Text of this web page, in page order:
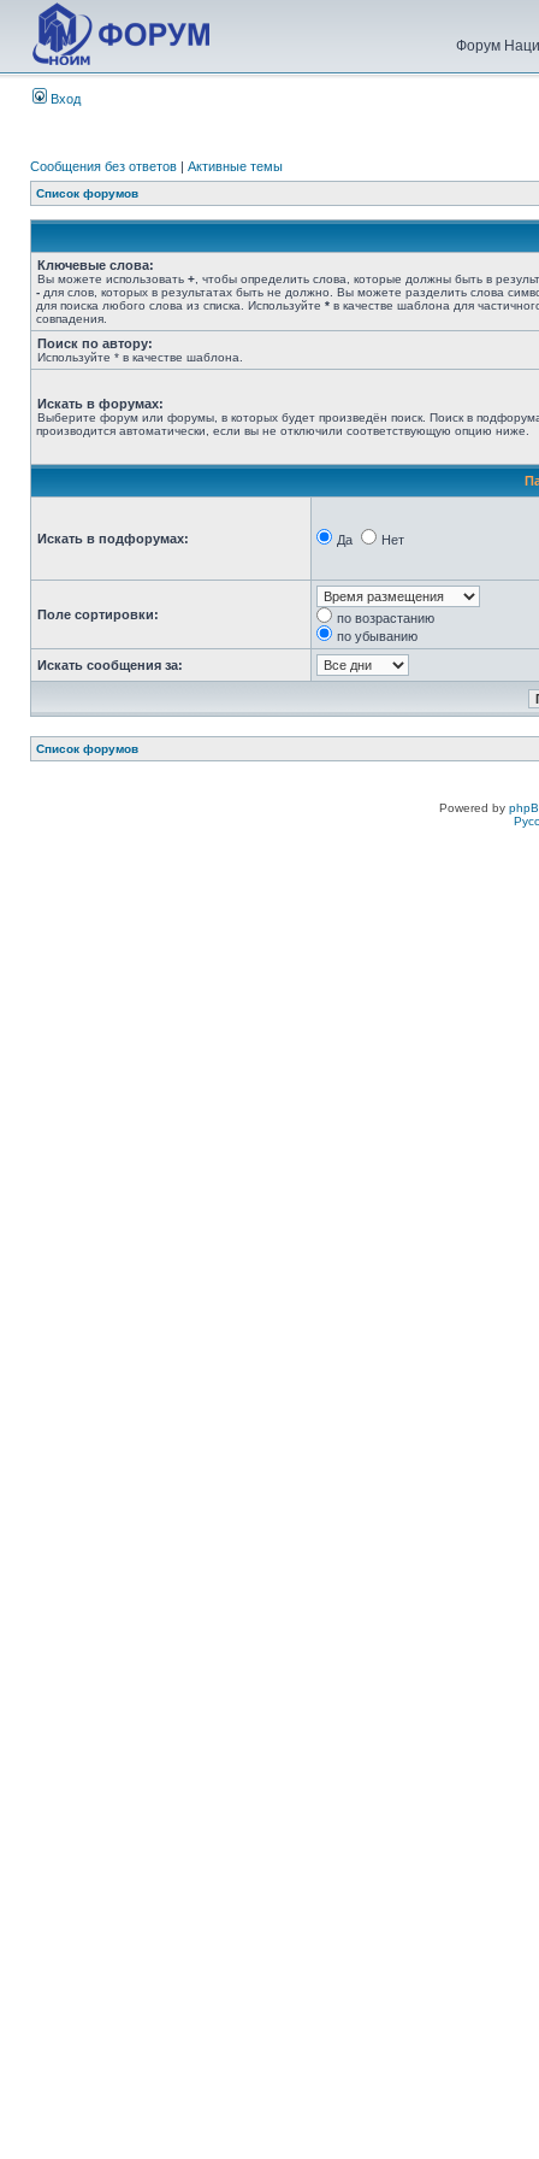
Форум
Вход
Сообщения без ответов | Активные темы
Список форумов
Ключевые слова:
Вы можете использовать + , чтобы определить слова, которые должны быть в
- для слов, которых в результатах быть не должно. Вы можете разделить слова
для поиска любого слова из списка. Используйте * в качестве шаблона для
совпадения.
Поиск по автору:
Используйте * в качестве шаблона.
Искать в форумах:
Выберите форум или форумы, в которых будет произведён поиск. Поиск в
производится автоматически, если вы не отключили соответствующую опцию ниже.
Искать в подфорумах: Да Нет
Поле сортировки:
по возрастанию
по убыванию
Искать сообщения за:
Список форумов
Powered by